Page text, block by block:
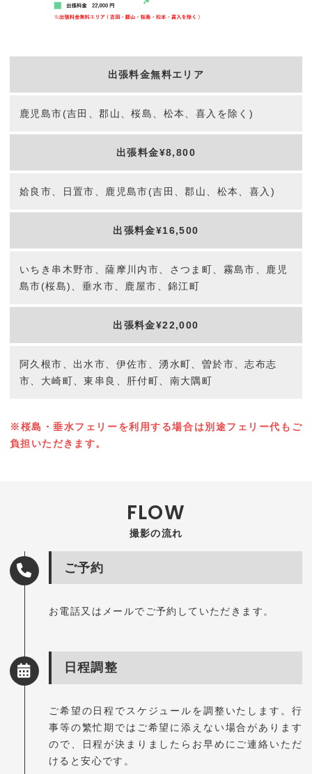
出張料金無料エリア
鹿児島市(吉田、郡山、桜島、松本、喜入を除く)
出張料金¥8,800
姶良市、日置市、鹿児島市(吉田、郡山、松本、喜入)
出張料金¥16,500
いちき串木野市、薩摩川内市、さつま町、霧島市、鹿児
島市(桜島)、垂水市、鹿屋市、錦江町
出張料金¥22,000
阿久根市、出水市、伊佐市、湧水町、曽於市、志布志
市、大崎町、東串良、肝付町、南大隅町
※桜島・垂水フェリーを利用する場合は別途フェリー代もご
負担いただきます。
撮影の流れ
ご予約
お電話又はメールでご予約していただきます。
日程調整
ご希望の日程でスケジュールを調整いたします。行
事等の繁忙期ではご希望に添えない場合があります
ので、日程が決まりましたらお早めにご連絡いただ
けると安心です。